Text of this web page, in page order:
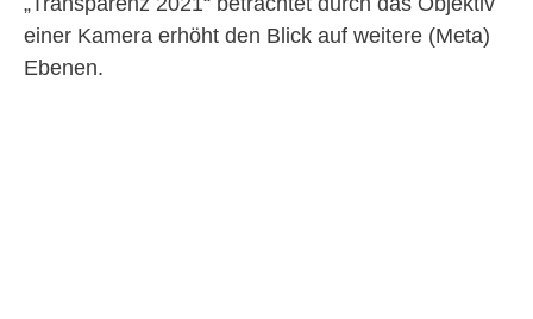
einer Kamera erhöht den Blick auf weitere (Meta)
Ebenen.